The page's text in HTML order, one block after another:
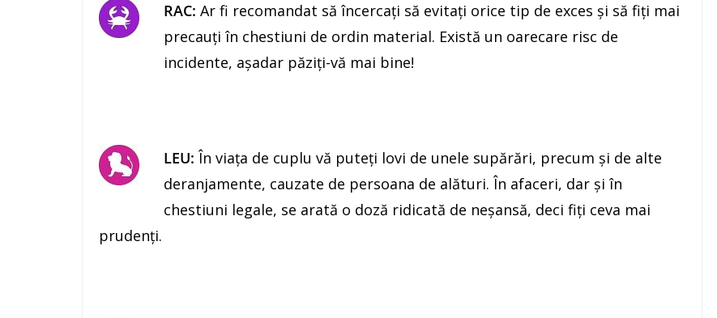
RAC: Ar fi recomandat să încercaţi să evitaţi orice tip de exces şi să fiţi mai
precauţi în chestiuni de ordin material. Există un oarecare risc de
incidente, aşadar păziţi-vă mai bine!
LEU: În viaţa de cuplu vă puteţi lovi de unele supărări, precum şi de alte
deranjamente, cauzate de persoana de alături. În afaceri, dar şi în
chestiuni legale, se arată o doză ridicată de neşansă, deci fiţi ceva mai
prudenți.